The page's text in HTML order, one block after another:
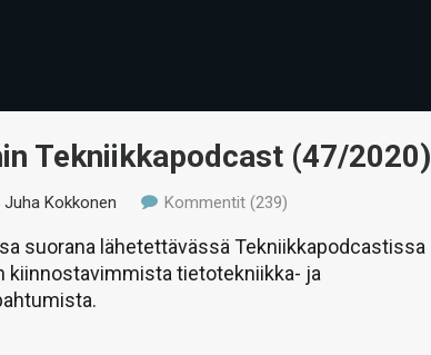
Tekniikkapodcast (47/2020)
Juha Kokkonen Kommentit (239)
suorana lähetettävässä Tekniikkapodcastissa
kiinnostavimmista tietotekniikka- ja